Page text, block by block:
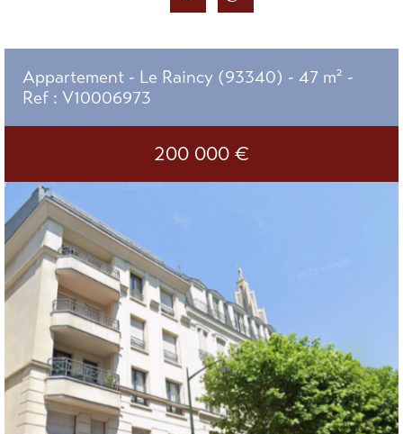
Appartement - Le Raincy (93340) - 47 m² -
Ref : V10006973
200 000 €